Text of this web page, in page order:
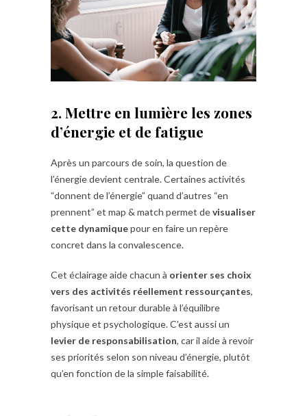
2. Mettre en lumière les zones
d’énergie et de fatigue
Après un parcours de soin, la question de
l’énergie devient centrale. Certaines activités
“donnent de l’énergie” quand d’autres “en
prennent” et map & match permet devisualiser
cette dynamiquepour en faire un repère
concret dans la convalescence.
Cet éclairage aide chacun à orienter ses choix
vers des activités réellement ressourçantes,
favorisant un retour durable à l’équilibre
physique et psychologique. C’est aussi un
levier de responsabilisation, car il aide à revoir
ses priorités selon son niveau d’énergie, plutôt
qu’en fonction de la simple faisabilité.